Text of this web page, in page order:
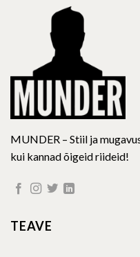
chosen
on
the
product
page
MUNDER – Stiil ja
kui kannad õigeid riideid!
TEAVE